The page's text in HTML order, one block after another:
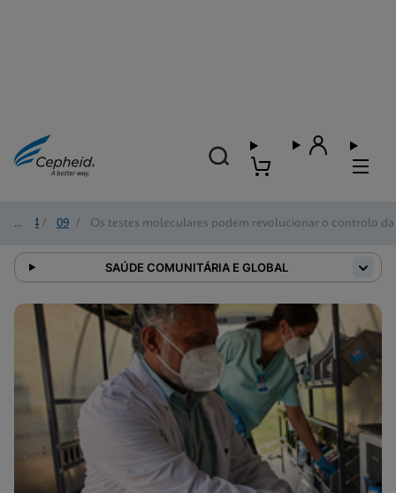
2024 / 09 / Os testes moleculares podem revolucionar o controlo
SAÚDE COMUNITÁRIA E GLOBAL